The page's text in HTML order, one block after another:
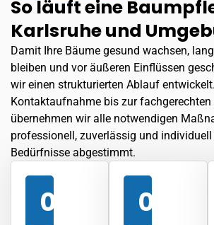
So läuft eine
Karlsruhe und
Damit Ihre Bäume gesund wachsen,
bleiben und vor äußeren Einflüssen
wir einen strukturierten Ablauf
Kontaktaufnahme bis zur fachgerechten
übernehmen wir alle notwendigen
professionell, zuverlässig und
Bedürfnisse abgestimmt.
01 02